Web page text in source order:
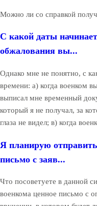
Можно ли со справкой
С какой даты
обжалования вы...
Однако мне не понятно, с
времени: а) когда военком
выписал мне временный
который я не получал, за
глаза не видел; в) когда
Я планирую
письмо с заяв...
Что посоветуете в данной
военкома ценное письмо с
Бесплатная
консультация